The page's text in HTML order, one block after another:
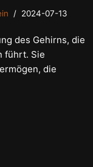
2024-07-13
des Gehirns, die
führt. Sie
die